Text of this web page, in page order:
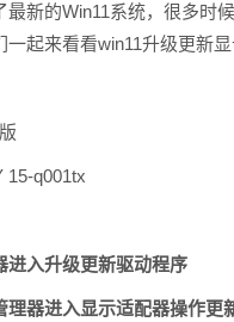
新的Win11系统，很多时
起来看看win11升级更新显
15-q001tx
进入升级更新驱动程序
器进入显示适配器操作更